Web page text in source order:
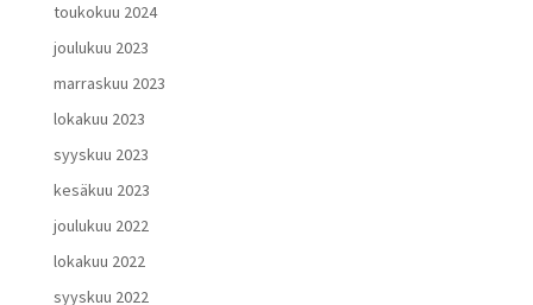
toukokuu 2024
joulukuu 2023
marraskuu 2023
lokakuu 2023
syyskuu 2023
kesäkuu 2023
joulukuu 2022
lokakuu 2022
syyskuu 2022